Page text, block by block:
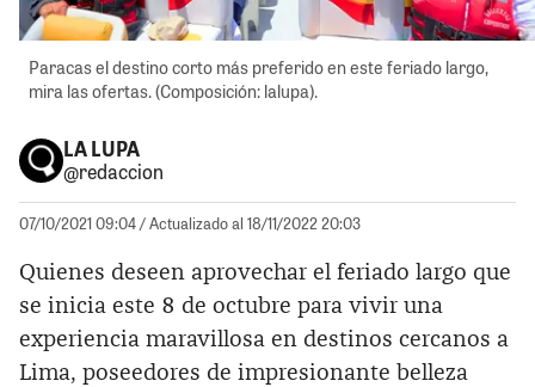
Paracas el destino corto más preferido en este feriado largo,
mira las ofertas. (Composición: lalupa).
LA LUPA
@redaccion
07/10/2021 09:04/ Actualizado al 18/11/2022 20:03
Quienes deseen aprovechar el feriado largo que
se inicia este 8 de octubre para vivir una
experiencia maravillosa en destinos cercanos a
Lima, poseedores de impresionante belleza